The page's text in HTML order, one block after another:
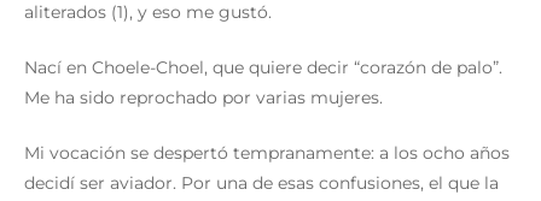
aliterados (1), y eso me gustó.
Nací en Choele-Choel, que quiere decir “corazón de palo”.
Me ha sido reprochado por varias mujeres.
Mi vocación se despertó tempranamente: a los ocho años
decidí ser aviador. Por una de esas confusiones, el que la